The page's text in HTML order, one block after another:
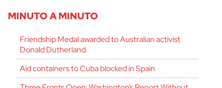
MINUTO A MINUTO
Friendship Medal awarded to Australian activist
Donald Dutherland
Aid containers to Cuba blocked in Spain